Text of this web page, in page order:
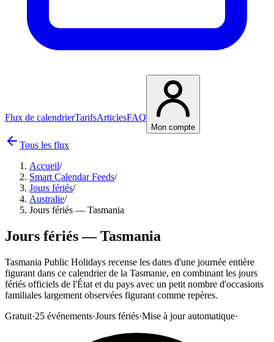
Flux de calendrierTarifsArticlesFAQ
Mon compte
Tous les flux
Accueil/
Smart Calendar Feeds/
Jours fériés/
Australie/
Jours fériés — Tasmania
Jours fériés — Tasmania
Tasmania Public Holidays recense les dates d'une journée entière
figurant dans ce calendrier de la Tasmanie, en combinant les jours
fériés officiels de l'État et du pays avec un petit nombre d'occasions
familiales largement observées figurant comme repères.
Gratuit·25 événements·Jours fériés·Mise à jour automatique·